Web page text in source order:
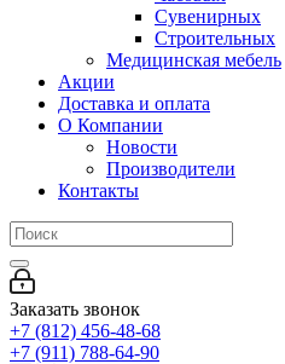
Сувенирных
Строительных
Медицинская мебель
Акции
Доставка и оплата
О Компании
Новости
Производители
Контакты
Заказать звонок
+7 (812) 456-48-68
+7 (911) 788-64-90